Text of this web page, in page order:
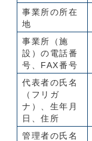
事業所の所在
地
事業所（施
設）の電話番
号、FAX番号
代表者の氏名
（フリガ
ナ）、生年月
日、住所
管理者の氏名